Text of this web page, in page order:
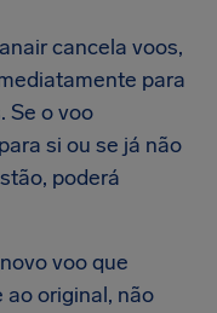
cancela voos,
para
Se o voo
si ou se já não
poderá
voo que
original, não